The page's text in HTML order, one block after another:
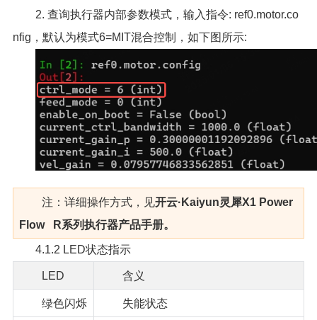
2. 查询执行器内部参数模式，输入指令: ref0.motor.co
nfig，默认为模式6=MIT混合控制，如下图所示:
注：详细操作方式，见开云·Kaiyun灵犀X1 Power
Flow R系列执行器产品手册。
4.1.2 LED状态指示
LED 含义
绿色闪烁 失能状态